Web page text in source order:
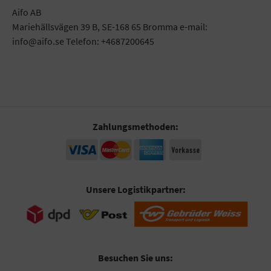
Aifo AB
Mariehällsvägen 39 B, SE-168 65 Bromma e-mail:
info@aifo.se Telefon: +4687200645
Zahlungsmethoden:
Unsere Logistikpartner:
Besuchen Sie uns: